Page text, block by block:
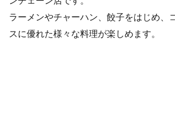
ラーメンやチャーハン、餃子をはじめ、
スに優れた様々な料理が楽しめます。